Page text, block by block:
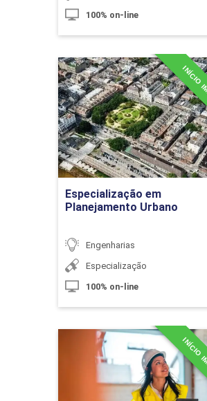
Cálculos de Perdas
10h
Orçamento, Planejamento e
Custos
Viabilidade Econômica de
10h
100% on-line
Especialização em
Planejamento Urbano
Engenharias
Especialização
100% on-line
Planejamento
Detalhes do
Ir para Inscrição
Processos
Detalhes do